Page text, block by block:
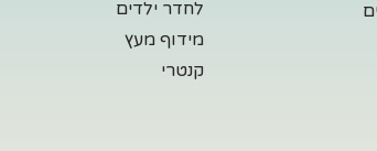
לחדר ילדים
מידוף מעץ
קנטרי